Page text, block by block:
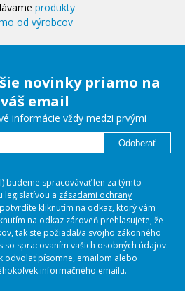
produkty
od výrobcov
novinky priamo na
váš email
informácie vždy medzi prvými
Odoberať
budeme spracovávať len za týmto
legislatívou a zásadami ochrany
potvrdíte kliknutím na odkaz, ktorý vám
na odkaz zároveň prehlasujete, že
tak ste požiadal/a svojho zákonného
so spracovaním vašich osobných údajov.
odvolať písomne, emailom alebo
informačného emailu.